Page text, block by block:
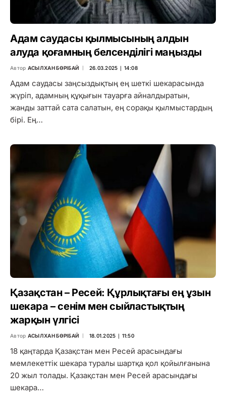
Адам саудасы қылмысының алдын
алуда қоғамның белсенділігі маңызды
Автор АСЫЛХАН БӨРІБАЙ 26.03.2025 ∣ 14:08
Адам саудасы заңсыздықтың ең шеткі шекарасында
жүріп, адамның құқығын тауарға айналдыратын,
жанды заттай сата салатын, ең сорақы қылмыстардың
бірі. Ең…
Қазақстан – Ресей: Құрлықтағы ең ұзын
шекара – сенім мен сыйластықтың
жарқын үлгісі
Автор АСЫЛХАН БӨРІБАЙ 18.01.2025 ∣ 11:50
18 қаңтарда Қазақстан мен Ресей арасындағы
мемлекеттік шекара туралы шартқа қол қойылғанына
20 жыл толады. Қазақстан мен Ресей арасындағы
шекара…